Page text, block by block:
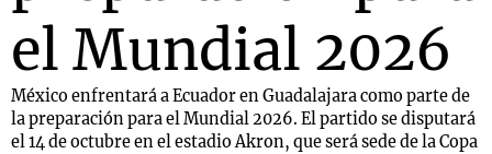
el Mundial 2026
México enfrentará a Ecuador en Guadalajara como parte de
la preparación para el Mundial 2026. El partido se disputará
el 14 de octubre en el estadio Akron, que será sede de la Copa